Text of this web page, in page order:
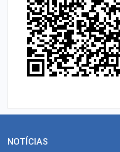
NOTÍCIAS